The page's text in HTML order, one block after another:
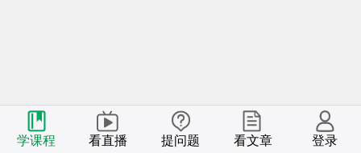
学课程 看直播 提问题 看文章 登录